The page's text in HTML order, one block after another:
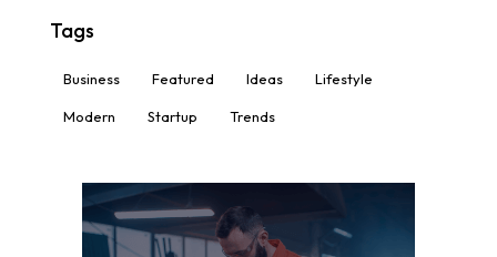
Tags
Business Featured Ideas Lifestyle
Modern Startup Trends